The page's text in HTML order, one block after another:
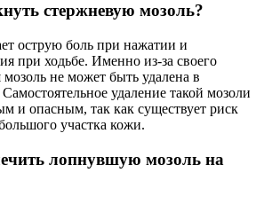
стержневую мозоль?
острую боль при нажатии и
при ходьбе. Именно из-за своего
мозоль не может быть удалена в
удаление такой мозоли
и опасным, так как существует риск
участка кожи.
лопнувшую мозоль на